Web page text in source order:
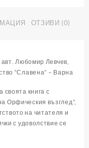
ОТЗИВИ (0)
Любомир Левчев,
“Славена” – Варна
книга с
Орфическия възглед”,
на читателя и
с удоволствие се